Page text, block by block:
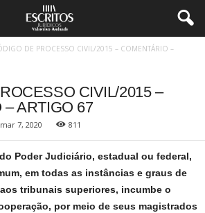
DE PROCESSO CIVIL/2015 – COMENTÁRIO –
CIVIL/2015 –
ARTIGO 67
mar 7, 2020 811
Poder Judiciário, estadual ou federal,
em todas as instâncias e graus de
tribunais superiores, incumbe o
por meio de seus magistrados